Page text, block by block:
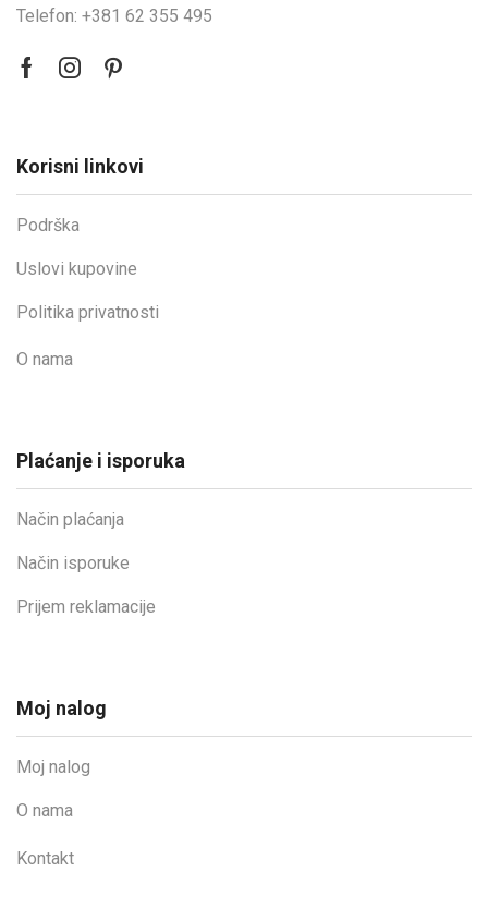
Telefon: +381 62 355 495
Korisni linkovi
Podrška
Uslovi kupovine
Politika privatnosti
O nama
Plaćanje i isporuka
Način plaćanja
Način isporuke
Prijem reklamacije
Moj nalog
Moj nalog
O nama
Kontakt